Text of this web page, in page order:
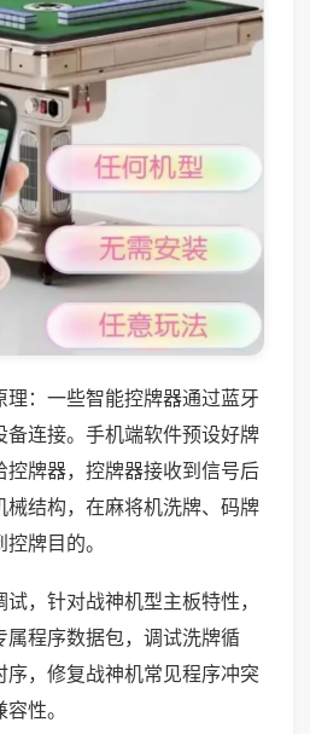
理：一些智能控牌器通过蓝牙
备连接。手机端软件预设好牌
控牌器，控牌器接收到信号后
械结构，在麻将机洗牌、码牌
牌目的。
，针对战神机型主板特性，
属程序数据包，调试洗牌循
序，修复战神机常见程序冲突
性。